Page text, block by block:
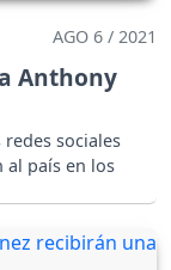
AGO 6 / 2021
Anthony
sociales
al país en los